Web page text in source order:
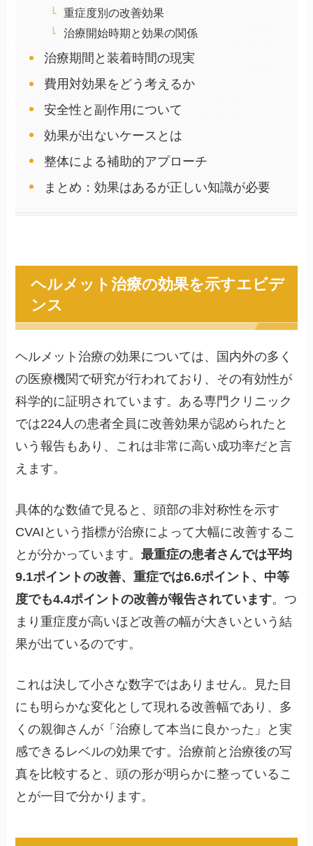
重症度別の改善効果
治療開始時期と効果の関係
治療期間と装着時間の現実
費用対効果をどう考えるか
安全性と副作用について
効果が出ないケースとは
整体による補助的アプローチ
まとめ：効果はあるが正しい知識が必要
ヘルメット治療の効果を示すエビデ
ンス
ヘルメット治療の効果については、国内外の多く
の医療機関で研究が行われており、その有効性が
科学的に証明されています。ある専門クリニック
では224人の患者全員に改善効果が認められたと
いう報告もあり、これは非常に高い成功率だと言
えます。
具体的な数値で見ると、頭部の非対称性を示す
CVAIという指標が治療によって大幅に改善するこ
とが分かっています。最重症の患者さんでは平均
9.1ポイントの改善、重症では6.6ポイント、中等
度でも4.4ポイントの改善が報告されています。つ
まり重症度が高いほど改善の幅が大きいという結
果が出ているのです。
これは決して小さな数字ではありません。見た目
にも明らかな変化として現れる改善幅であり、多
くの親御さんが「治療して本当に良かった」と実
感できるレベルの効果です。治療前と治療後の写
真を比較すると、頭の形が明らかに整っているこ
とが一目で分かります。